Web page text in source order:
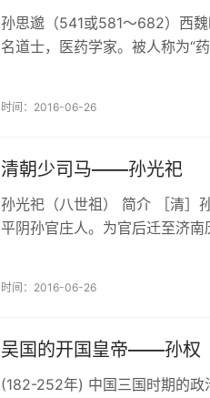
孙思邈（541或581～682）西
名道士，医药学家。被人称为“
时间：2016-06-26
清朝少司马――孙光祀
孙光祀（八世祖） 简介 ［清］
平阴孙官庄人。为官后迁至济
时间：2016-06-26
吴国的开国皇帝――孙权
(182-252年) 中国三国时期的政